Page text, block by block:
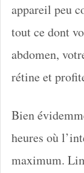
appareil peu
tout ce dont
abdomen,
rétine et
Bien
heures où
maximum.